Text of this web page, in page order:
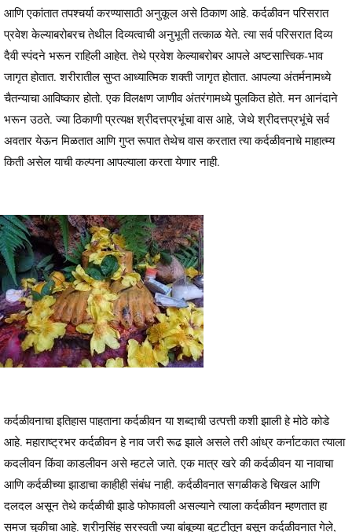
आणि एकांतात तपश्चर्या करण्यासाठी अनुकूल असे ठिकाण आहे. कर्दळीवन परिसरात
प्रवेश केल्याबरोबरच तेथील दिव्यत्वाची अनुभूती तत्काळ येते. त्या सर्व परिसरात दिव्य
दैवी स्पंदने भरून राहिली आहेत. तेथे प्रवेश केल्याबरोबर आपले अष्टसात्त्विक-भाव
जागृत होतात. शरीरातील सुप्त आध्यात्मिक शक्ती जागृत होतात. आपल्या अंतर्मनामध्ये
चैतन्याचा आविष्कार होतो. एक विलक्षण जाणीव अंतरंगामध्ये पुलकित होते. मन आनंदाने
भरून उठते. ज्या ठिकाणी प्रत्यक्ष श्रीदत्तप्रभूंचा वास आहे, जेथे श्रीदत्तप्रभूंचे सर्व
अवतार येऊन मिळतात आणि गुप्त रूपात तेथेच वास करतात त्या कर्दळीवनाचे माहात्म्य
किती असेल याची कल्पना आपल्याला करता येणार नाही.
कर्दळीवनाचा इतिहास पाहताना कर्दळीवन या शब्दाची उत्पत्ती कशी झाली हे मोठे कोडे
आहे. महाराष्ट्रभर कर्दळीवन हे नाव जरी रूढ झाले असले तरी आंध्र कर्नाटकात त्याला
कदलीवन किंवा काडलीवन असे म्हटले जाते. एक मात्र खरे की कर्दळीवन या नावाचा
आणि कर्दळीच्या झाडाचा काहीही संबंध नाही. कर्दळीवनात सगळीकडे चिखल आणि
दलदल असून तेथे कर्दळीची झाडे फोफावली असल्याने त्याला कर्दळीवन म्हणतात हा
समज चुकीचा आहे. श्रीनृसिंह सरस्वती ज्या बांबूच्या बुट्टीतून बसून कर्दळीवनात गेले,